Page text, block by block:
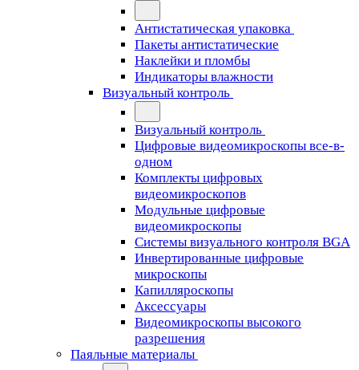
Антистатическая упаковка
Пакеты антистатические
Наклейки и пломбы
Индикаторы влажности
Визуальный контроль
Визуальный контроль
Цифровые видеомикроскопы все-в-
одном
Комплекты цифровых
видеомикроскопов
Модульные цифровые
видеомикроскопы
Cистемы визуального контроля BGA
Инвертированные цифровые
микроскопы
Капилляроскопы
Аксессуары
Видеомикроскопы высокого
разрешения
Паяльные материалы